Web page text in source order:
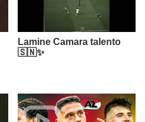
Lamine Camara talento
🇸🇳✨